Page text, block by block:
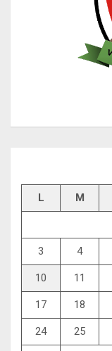
L M
3 4
10 11
17 18
24 25